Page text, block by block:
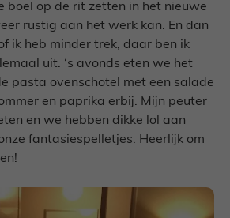
boel op de rit zetten in het nieuwe
rustig aan het werk kan. En dan
ik heb minder trek, daar ben ik
uit. ‘s avonds eten we het
pasta ovenschotel met een salade
en paprika erbij. Mijn peuter
en we hebben dikke lol aan
fantasiespelletjes. Heerlijk om